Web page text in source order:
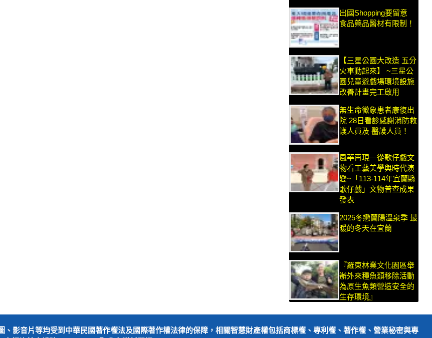
出國Shopping要留意
食品藥品醫材有限制！
【三星公園大改造 五分
火車動起來】 ~三星公
園兒童遊戲場環境設施
改善計畫完工啟用
無生命徵象患者康復出
院 28日看診感謝消防救
護人員及 醫護人員！
風華再現—從歌仔戲文
物看工藝美學與時代演
變~「113-114年宜蘭縣
歌仔戲」文物普查成果
發表
2025冬戀蘭陽溫泉季 最
暖的冬天在宜蘭
『羅東林業文化園區舉
辦外來種魚類移除活動
為原生魚類營造安全的
生存環境』
、影音片等均受到中華民國著作權法及國際著作權法律的保障，相關智慧財產權包括商標權、專利權、著作權、營業秘密與專